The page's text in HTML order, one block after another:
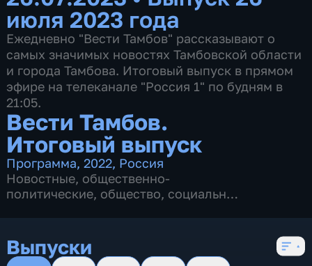
июля 2023 года
Ежедневно "Вести Тамбов" рассказывают о
самых значимых новостях Тамбовской области
и города Тамбова. Итоговый выпуск в прямом
эфире на телеканале "Россия 1" по будням в
21:05.
Вести Тамбов.
Итоговый выпуск
Программа,2022, Россия
Новостные, общественно-
политические, общество, социально-
Выпуски